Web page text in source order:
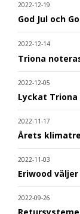
2022-12-19
God Jul och
2022-12-14
Triona
2022-12-05
Lyckat Triona
2022-11-17
Årets
2022-11-03
Eriwood
2022-09-26